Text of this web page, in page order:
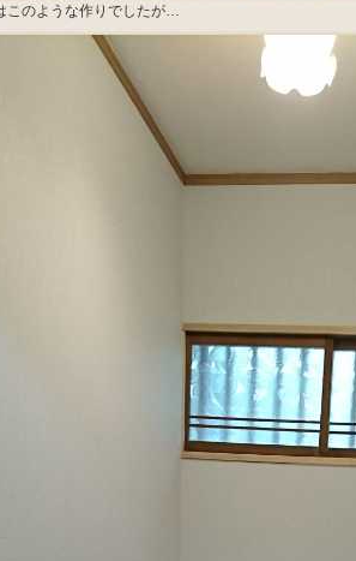
このような作りでしたが…